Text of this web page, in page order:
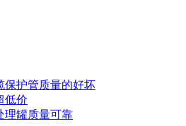
保护管质量的好坏
低价
理罐质量可靠